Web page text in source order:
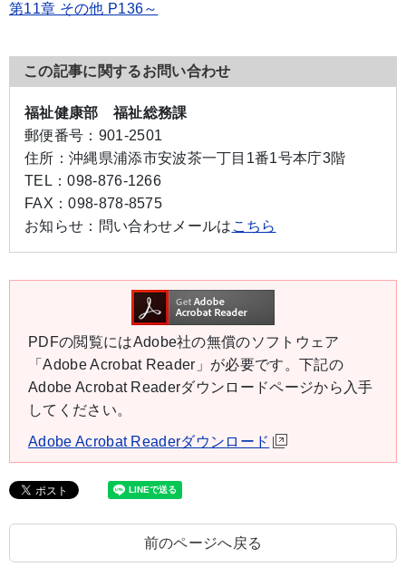
第11章 その他 P136～
この記事に関するお問い合わせ
福祉健康部 福祉総務課
郵便番号： 901-2501
住所： 沖縄県浦添市安波茶一丁目1番1号本庁3階
TEL：098-876-1266
FAX：098-878-8575
お知らせ： 問い合わせメールは こちら
PDFの閲覧にはAdobe社の無償のソフトウェア
「Adobe Acrobat Reader」が必要です。下記の
Adobe Acrobat Readerダウンロードページから入手
してください。
Adobe Acrobat Readerダウンロード
前のページへ戻る